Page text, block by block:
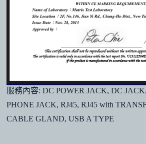
服務內容: DC POWER JACK, DC
PHONE JACK, RJ45, RJ45 with
CABLE GLAND, USB A TYPE